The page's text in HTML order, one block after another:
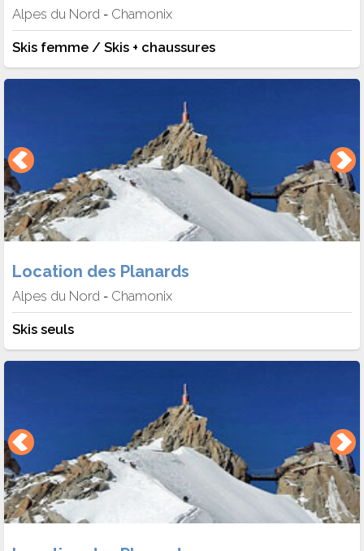
Alpes du Nord - Chamonix
Skis femme / Skis + chaussures
Location des Planards
Alpes du Nord - Chamonix
Skis seuls